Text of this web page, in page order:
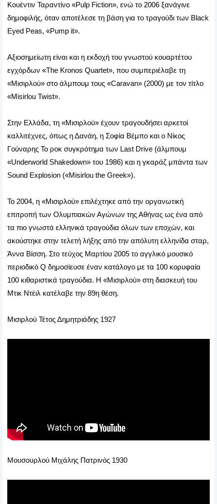
Κουέντιν Ταραντίνο «Pulp Fiction», ενώ το 2006 ξανάγινε
δημοφιλής, όταν αποτέλεσε τη βάση για το τραγούδι των Black
Eyed Peas, «Pump it».
Αξιοσημείωτη είναι και η εκδοχή του γνωστού κουαρτέτου
εγχόρδων «The Kronos Quartet», που συμπεριέλαβε τη
«Μισιρλού» στο άλμπουμ τους «Caravan» (2000) με τον τίτλο
«Misirlou Twist».
Στην Ελλάδα, τη «Μισιρλού» έχουν τραγουδήσει αρκετοί
καλλιτέχνες, όπως η Δανάη, η Σοφία Βέμπο και ο Νίκος
Γούναρης Το ροκ συγκρότημα των Last Drive (άλμπουμ
«Underworld Shakedown» του 1986) και η γκαράζ μπάντα των
Sound Explosion («Misirlou the Greek»).
Το 2004, η «Μισιρλού» επιλέχτηκε από την οργανωτική
επιτροπή των Ολυμπιακών Αγώνων της Αθήνας ως ένα από
τα πιο γνωστά ελληνικά τραγούδια όλων των εποχών, και
ακούστηκε στην τελετή λήξης από την απόλυτη ελληνίδα σταρ,
Άννα Βίσση. Στο τεύχος Μαρτίου 2005 το αγγλικό μουσικό
περιοδικό Q δημοσίευσε έναν κατάλογο με τα 100 κορυφαία
100 κιθαριστικά τραγούδια. Η «Μισιρλού» στη διασκευή του
Μτικ Ντέιλ κατέλαβε την 89η θέση.
Μισιρλού Τέτος Δημητριάδης 1927
Μουσουρλού Μιχάλης Πατρινός 1930